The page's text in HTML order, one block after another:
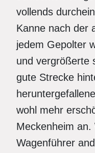
vollends
Kanne nach der
jedem Gepolter
und vergrößerte
gute Strecke
wohl mehr
Meckenheim an.
Wagenführer